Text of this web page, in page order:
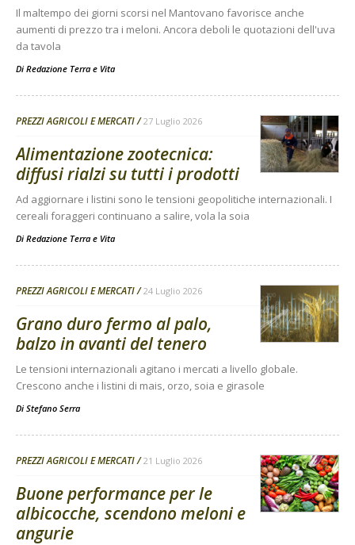
Il maltempo dei giorni scorsi nel Mantovano favorisce anche
aumenti di prezzo tra i meloni. Ancora deboli le quotazioni dell'uva
da tavola
Di Redazione Terra e Vita
PREZZI AGRICOLI E MERCATI 27 Luglio 2026
Alimentazione zootecnica:
diffusi rialzi su tutti i prodotti
Ad aggiornare i listini sono le tensioni geopolitiche internazionali. I
cereali foraggeri continuano a salire, vola la soia
Di Redazione Terra e Vita
PREZZI AGRICOLI E MERCATI 24 Luglio 2026
Grano duro fermo al palo,
balzo in avanti del tenero
Le tensioni internazionali agitano i mercati a livello globale.
Crescono anche i listini di mais, orzo, soia e girasole
Di Stefano Serra
PREZZI AGRICOLI E MERCATI 21 Luglio 2026
Buone performance per le
albicocche, scendono meloni e
angurie